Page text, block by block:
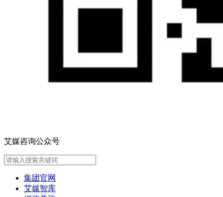
艾媒咨询公众号
集团官网
艾媒智库